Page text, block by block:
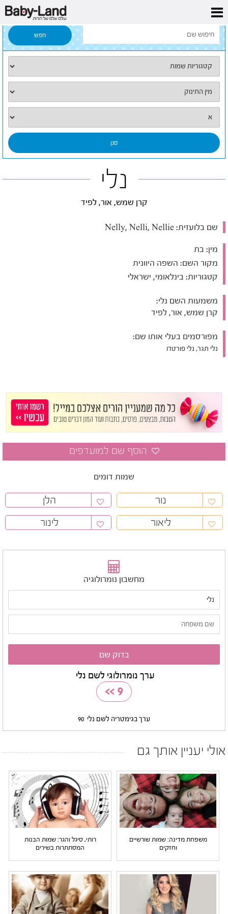
דף הבית
נלי
קרן שמש, אור, לפיד
שם בלועזית:
מין: בת
מקור השם: השפה היוונית
קטגוריות: בינלאומי, ישראלי
משמעות השם נלי:
קרן שמש, אור, לפיד
מפורסמים בעלי אותו שם:
נלי תגר, נלי פורטדו
שמות דומים
נור
הלן
ליאור
לינור
מחשבון נומרולוגיה
ערך נומרולוגי לשם נלי
9
>>
ערך בגימטריה לשם נלי 90
אולי יעניין אותך גם
משפחת מדינה: שמות שורשיים
וחזקים
רותי, סיגל והגר: שמות הבנות
המסתתרות בשירים